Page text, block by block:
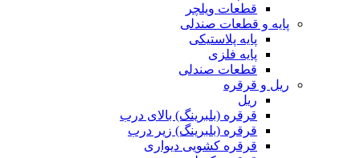
قطعات ویلچر
پایه و قطعات صندلی
پایه پلاستیکی
پایه فلزی
قطعات صندلی
ریل و قرقره
ریل
قرقره (بلبرینگ) بالای درب
قرقره (بلبرینگ) زیر درب
قرقره کشویی دیواری